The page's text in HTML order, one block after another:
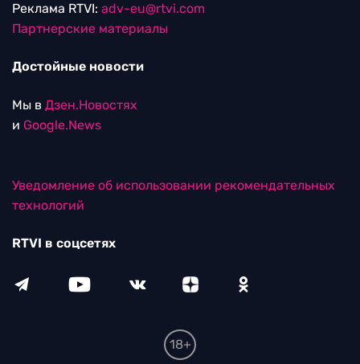
Реклама RTVI: adv-eu@rtvi.com
Партнерские материалы
Достойные новости
Мы в Дзен.Новостях
и Google.News
Уведомление об использовании рекомендательных
технологий
RTVI в соцсетях
18+